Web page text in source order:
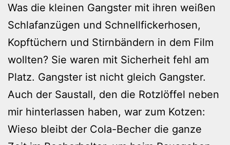
Was die kleinen Gangster mit ihren weißen
Schlafanzügen und Schnellfickerhosen,
Kopftüchern und Stirnbändern in dem Film
wollten? Sie waren mit Sicherheit fehl am
Platz. Gangster ist nicht gleich Gangster.
Auch der Saustall, den die Rotzlöffel neben
mir hinterlassen haben, war zum Kotzen:
Wieso bleibt der Cola-Becher die ganze